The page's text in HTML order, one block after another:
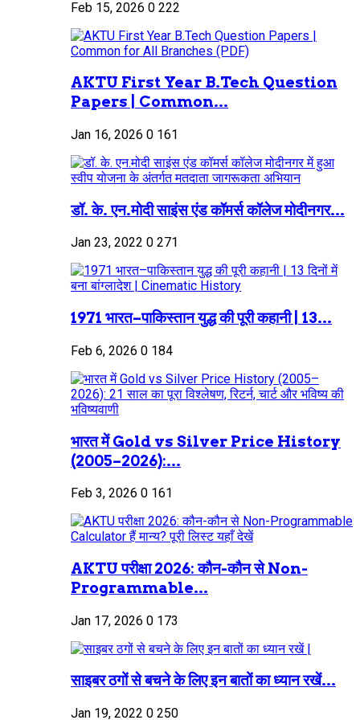
Feb 15, 2026 0 222
AKTU First Year B.Tech Question
Papers | Common...
Jan 16, 2026 0 161
डॉ. के. एन.मोदी साइंस एंड कॉमर्स कॉलेज मोदीनगर...
Jan 23, 2022 0 271
1971 भारत–पाकिस्तान युद्ध की पूरी कहानी | 13...
Feb 6, 2026 0 184
भारत में Gold vs Silver Price History
(2005–2026):...
Feb 3, 2026 0 161
AKTU परीक्षा 2026: कौन-कौन से Non-
Programmable...
Jan 17, 2026 0 173
साइबर ठगों से बचने के लिए इन बातों का ध्यान रखें...
Jan 19, 2022 0 250